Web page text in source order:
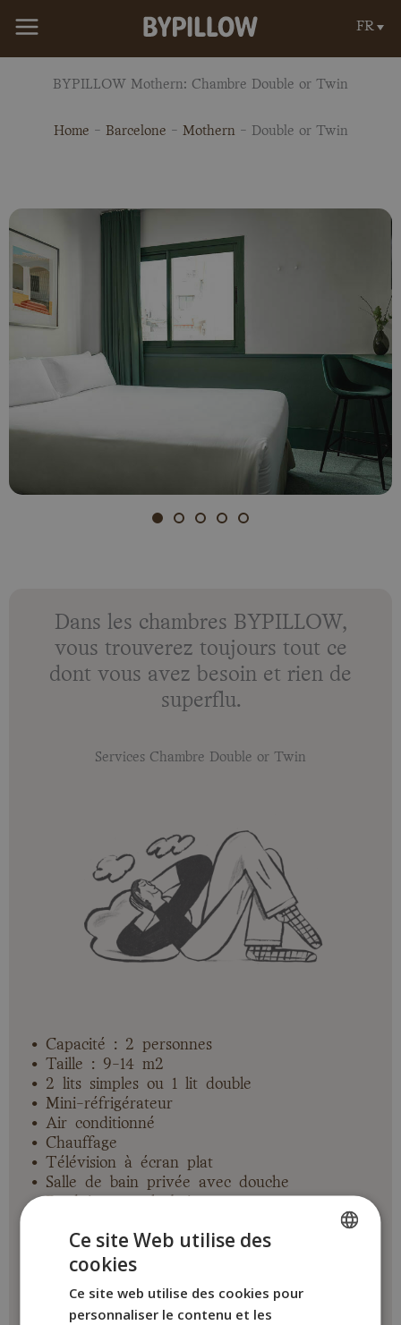
FR
BYPILLOW Mothern: Chambre Double or Twin
Home - Barcelone - Mothern- Double or Twin
Dans les chambres BYPILLOW,
vous trouverez toujours tout ce
dont vous avez besoin et rien de
superflu.
Services Chambre Double or Twin
• Capacité : 2 personnes
• Taille : 9-14 m2
• 2 lits simples ou 1 lit double
• Mini-réfrigérateur
• Air conditionné
• Chauffage
• Télévision à écran plat
• Salle de bain privée avec douche
• Produits pour le bain
• Internet Wi-Fi gratuit
• Bouilloire électrique
ENGLISH
Ce site Web utilise des
cookies
Ce site web utilise des cookies pour
personnaliser le contenu et les